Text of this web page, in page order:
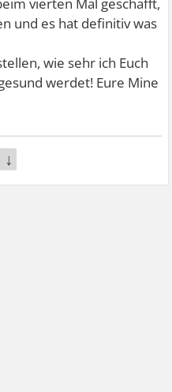
und es hat definitiv was
wie sehr ich Euch
werdet! Eure Mine